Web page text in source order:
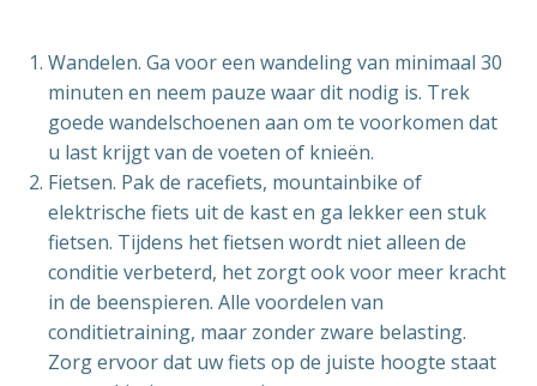
Wandelen. Ga voor een wandeling van minimaal 30
minuten en neem pauze waar dit nodig is. Trek
goede wandelschoenen aan om te voorkomen dat
u last krijgt van de voeten of knieën.
Fietsen. Pak de racefiets, mountainbike of
elektrische fiets uit de kast en ga lekker een stuk
fietsen. Tijdens het fietsen wordt niet alleen de
conditie verbeterd, het zorgt ook voor meer kracht
in de beenspieren. Alle voordelen van
conditietraining, maar zonder zware belasting.
Zorg ervoor dat uw fiets op de juiste hoogte staat